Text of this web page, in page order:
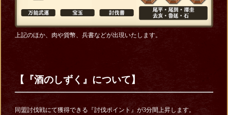
上記のほか、肉や貨幣、兵書などが出現いたします。
【『酒のしずく』について】
同盟討伐戦にて獲得できる『討伐ポイント』が3分間上昇します。